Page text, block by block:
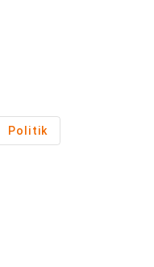
Politik